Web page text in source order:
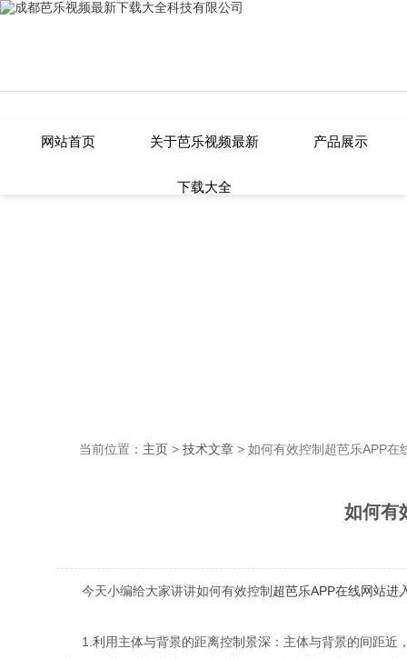
芭乐视频最新下载大全,芭乐APP在
网站首页 关于芭乐视频最新
下载大全
产品展示
当前位置： 主页> 技术文章> 如何有效控制超芭乐APP在
如何有
今天小编给大家讲讲如何有效控制 超芭乐APP在线网站进
1.利用主体与背景的距离控制景深：主体与背景的间距近